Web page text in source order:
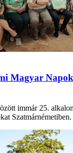
Magyar
immár 25.
Szatmárnémetiben.